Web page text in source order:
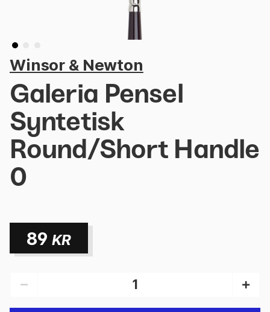
Winsor & Newton
Galeria Pensel
Syntetisk
Round/Short Handle
0
89 KR